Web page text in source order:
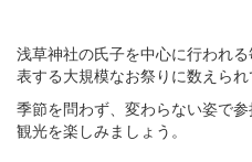
浅草神社の氏子を中心に行われ
表する大規模なお祭りに数えられ
季節を問わず、変わらない姿で参
観光を楽しみましょう。